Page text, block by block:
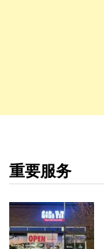
重要服务